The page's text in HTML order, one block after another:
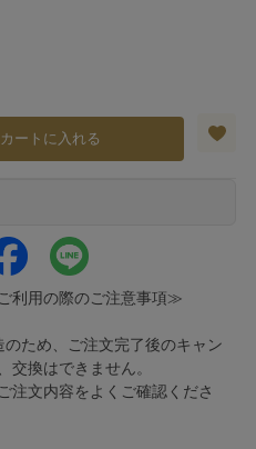
カートに入れる
利用の際のご注意事項≫
ため、ご注文完了後のキャン
交換はできません。
文内容をよくご確認くださ